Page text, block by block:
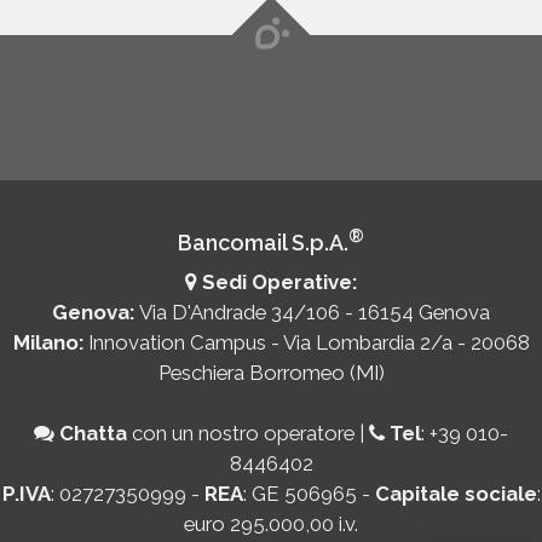
Bancomail S.p.A.®
Sedi Operative:
Genova: Via D'Andrade 34/106 - 16154 Genova
Milano: Innovation Campus - Via Lombardia 2/a - 20068
Peschiera Borromeo (MI)
Chatta con un nostro operatore | Tel: +39 010-
8446402
P.IVA: 02727350999 - REA: GE 506965 - Capitale sociale:
euro 295.000,00 i.v.